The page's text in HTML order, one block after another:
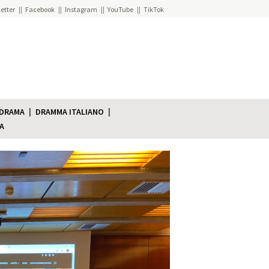
Facebook Instagram YouTube TikTok
DRAMMA ITALIANO